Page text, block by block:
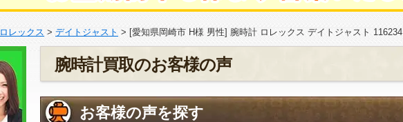
ロレックス > デイトジャスト > [愛知県岡崎市 H様 男性] 腕時計 ロレックス デイトジャスト 116234
腕時計買取のお客様の声
お客様の声を探す